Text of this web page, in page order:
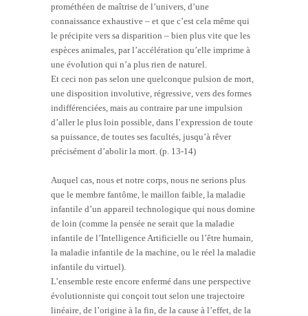
prométhéen de maîtrise de l’univers, d’une
connaissance exhaustive – et que c’est cela même qui
le précipite vers sa disparition – bien plus vite que les
espèces animales, par l’accélération qu’elle imprime à
une évoIution qui n’a plus rien de naturel.
Et ceci non pas selon une quelconque pulsion de mort,
une disposition involutive, régressive, vers des formes
indifférenciées, mais au contraire par une impulsion
d’aller le plus loin possible, dans I’expression de toute
sa puissance, de toutes ses facultés, jusqu’à rêver
précisément d’abolir la mort. (p. 13-14)
Auquel cas, nous et notre corps, nous ne serions plus
que le membre fantôme, le maillon faible, la maladie
infantile d’un appareil technologique qui nous domine
de loin (comme la pensée ne serait que la maladie
infantile de l’Intelligence Artificielle ou l’être humain,
la maladie infantile de la machine, ou le réel la maladie
infantile du virtuel).
L’ensemble reste encore enfermé dans une perspective
évolutionniste qui conçoit tout selon une trajectoire
linéaire, de l’origine à la fin, de la cause à l’effet, de la